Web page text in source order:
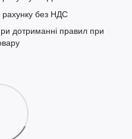
рахунку без НДС
дотриманні правил при